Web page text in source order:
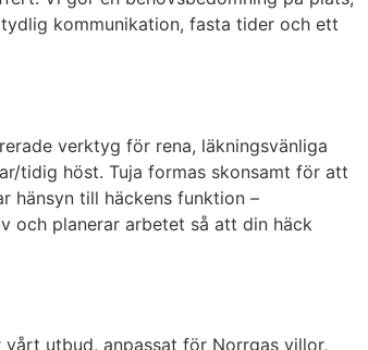
kommunikation, fasta tider och ett
verktyg för rena, läkningsvänliga
tidig höst. Tuja formas skonsamt för att
hänsyn till häckens funktion –
och planerar arbetet så att din häck
utbud, anpassat för Norrgas villor,